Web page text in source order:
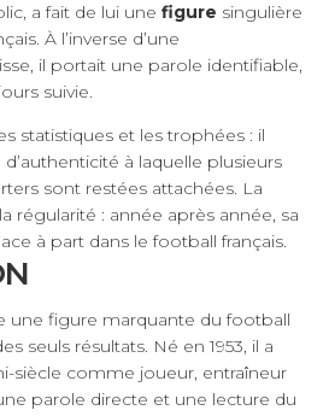
a fait de lui une figure singulière
À l’inverse d’une
il portait une parole identifiable,
suivie.
statistiques et les trophées : il
à laquelle plusieurs
sont restées attachées. La
régularité : année après année, sa
à part dans le football français.
une figure marquante du football
seuls résultats. Né en 1953, il a
siècle comme joueur, entraîneur
parole directe et une lecture du